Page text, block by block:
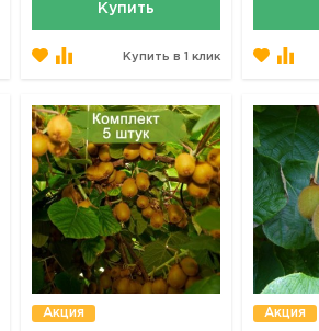
Купить
Купить в 1 клик
Акция Акция